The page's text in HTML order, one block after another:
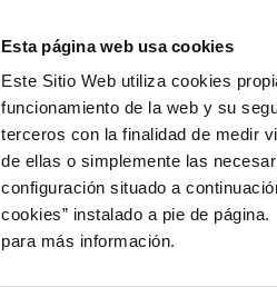
Esta página web usa cookies
Este Sitio Web utiliza cookies
funcionamiento de la web y su
terceros con la finalidad de medir
de ellas o simplemente las
configuración situado a
cookies” instalado a pie de
para más información.
PROTECCION DE DATOS